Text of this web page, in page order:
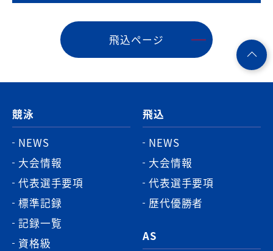
飛込ページ
競泳
NEWS
大会情報
代表選手要項
標準記録
記録一覧
資格級
飛込
NEWS
大会情報
代表選手要項
歴代優勝者
AS